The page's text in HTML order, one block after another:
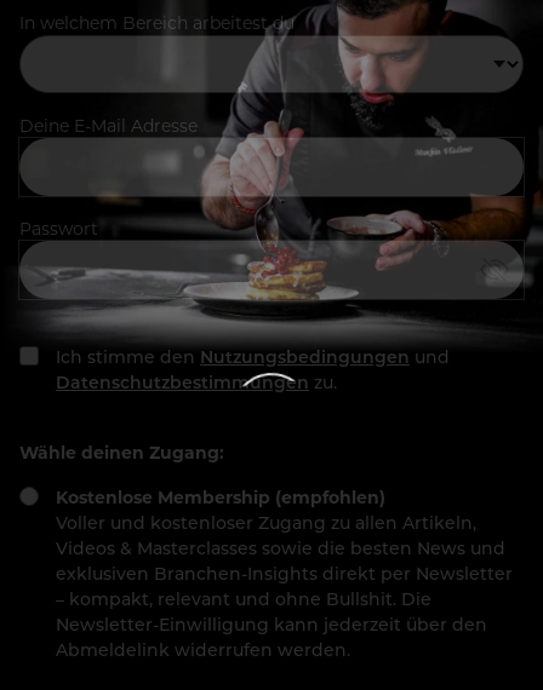
In welchem Bereich arbeitest du
Deine E-Mail Adresse
Passwort
Ich stimme den Nutzungsbedingungen und
Datenschutzbestimmungen zu.
Wähle deinen Zugang:
Kostenlose Membership (empfohlen)
Voller und kostenloser Zugang zu allen Artikeln,
Videos & Masterclasses sowie die besten News und
exklusiven Branchen-Insights direkt per Newsletter
– kompakt, relevant und ohne Bullshit. Die
Newsletter-Einwilligung kann jederzeit über den
Abmeldelink widerrufen werden.